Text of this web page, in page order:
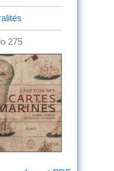
275